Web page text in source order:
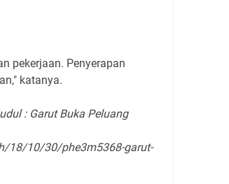
pekerjaan. Penyerapan
katanya.
: Garut Buka Peluang
18/10/30/phe3m5368-garut-